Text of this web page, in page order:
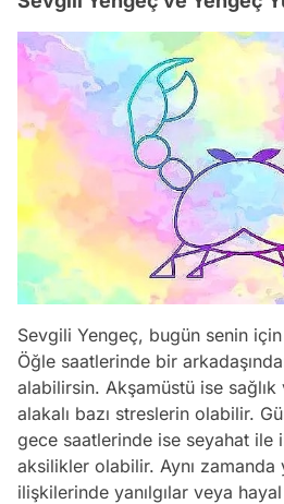
Sevgili Yengeç, bugün senin
Öğle saatlerinde bir
alabilirsin. Akşamüstü ise
alakalı bazı streslerin olabilir.
gece saatlerinde ise seyahat ile
aksilikler olabilir. Aynı zamanda
ilişkilerinde yanılgılar veya hayal